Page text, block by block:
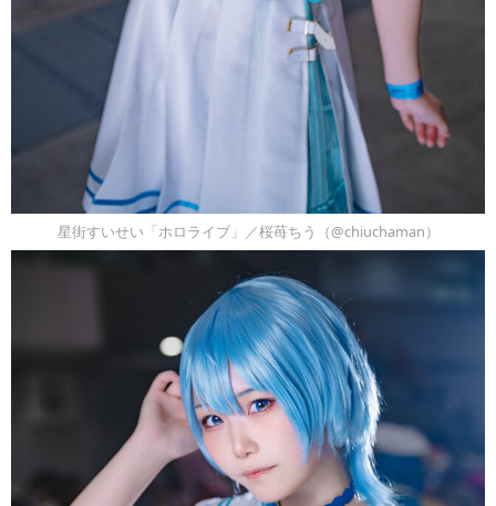
星街すいせい「ホロライブ」／桜苺ちう（@chiuchaman）